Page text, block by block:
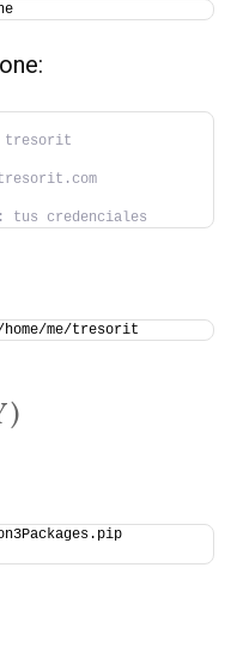
tresorit
tus credenciales
me/tresorit